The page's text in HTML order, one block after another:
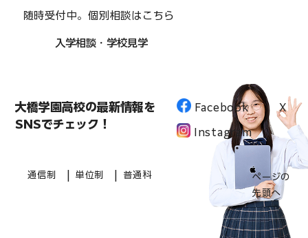
随時受付中。個別相談はこちら
入学相談・学校見学
大橋学園高校の最新情報を
SNSでチェック！
Facebook
Instagram
X
通信制 単位制 普通科
ページの
先頭へ